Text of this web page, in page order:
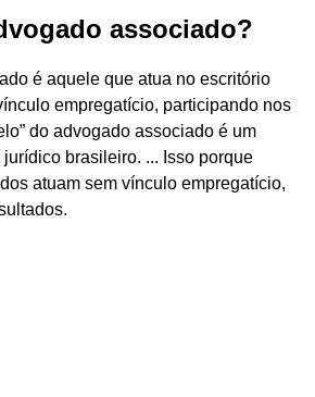
associado?
é aquele que atua no escritório
empregatício, participando nos
do advogado associado é um
brasileiro. ... Isso porque
atuam sem vínculo empregatício,